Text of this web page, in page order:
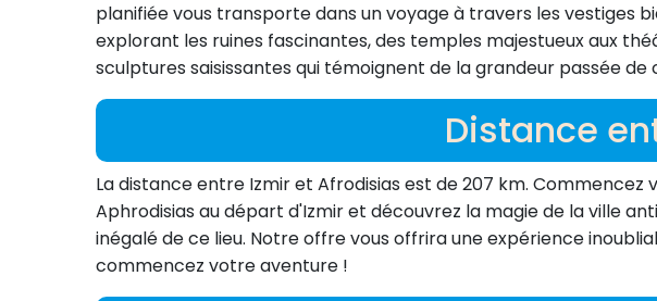
planifiée vous transporte dans un voyage à travers les vestiges
explorant les ruines fascinantes, des temples majestueux aux
sculptures saisissantes qui témoignent de la grandeur passée
Distance
La distance entre Izmir et Afrodisias est de 207 km.
Aphrodisias au départ d'Izmir et découvrez la magie de la ville
inégalé de ce lieu. Notre offre vous offrira une expérience
commencez votre aventure !